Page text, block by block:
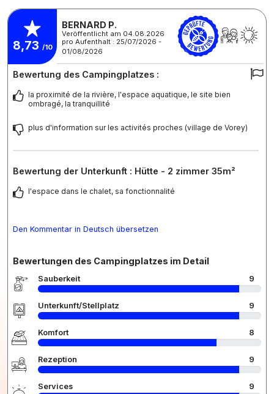
8,73 /10
BERNARD P.
Veröffentlicht am 04.08.2026
pro Aufenthalt : 25/07/2026 -
01/08/2026
Bewertung des Campingplatzes :
la proximité de la rivière, l'espace aquatique, le site bien
ombragé, la tranquillité
plus d'information sur les activités proches (village de Vorey)
Bewertung der Unterkunft : Hütte - 2 zimmer 35m²
l'espace dans le chalet, sa fonctionnalité
Den Kommentar in Deutsch übersetzen
Bewertungen des Campingplatzes im Detail
Sauberkeit 9
Unterkunft/Stellplatz 9
Komfort 8
Rezeption 9
Services 9